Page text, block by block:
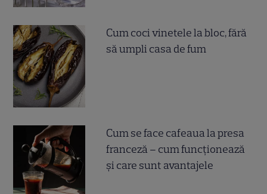
Cum coci vinetele la bloc, fără
să umpli casa de fum
Cum se face cafeaua la presa
franceză – cum funcționează
și care sunt avantajele